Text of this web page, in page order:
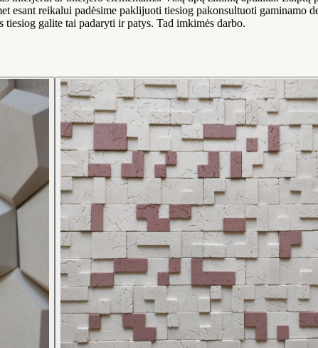
reikalui padėsime paklijuoti tiesiog pakonsultuoti gaminamo
tiesiog galite tai padaryti ir patys. Tad imkimės darbo.